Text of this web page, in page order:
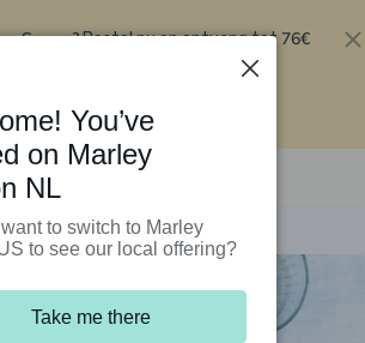
Spoon?Bestel nu en ontvang tot 76€
You’ve
on Marley
NL
to switch to Marley
to see our local offering?
Take me there